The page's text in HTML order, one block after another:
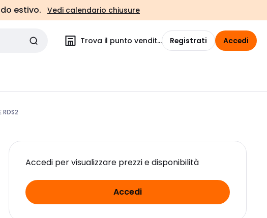
estivo. Vedi calendario chiusure
Trova il punto vendita Registrati Accedi
RDS2
Accedi per visualizzare prezzi e disponibilità
Accedi